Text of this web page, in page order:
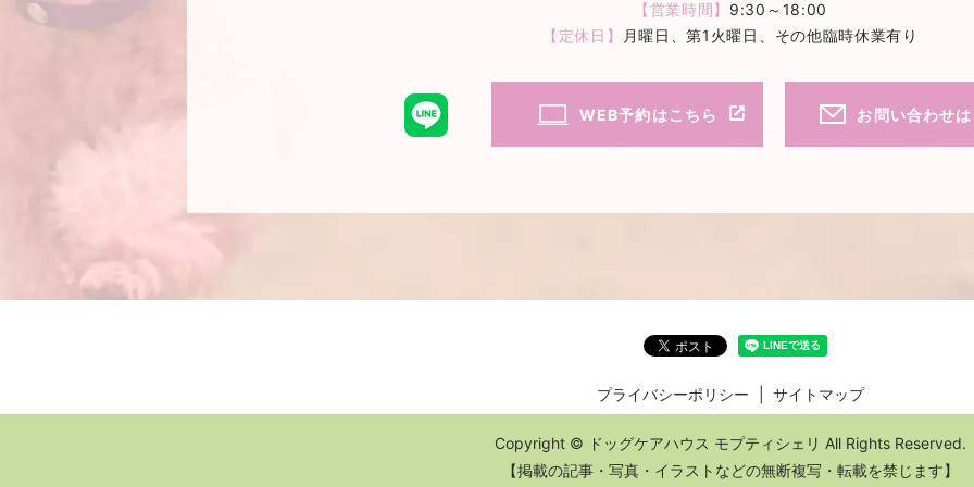
【営業時間】 9:30～18:00
【定休日】
月曜日、第1火曜日、 その他臨時休業有り
WEB予約はこちら お問い合わせ
プライバシーポリシー サイトマップ
Copyright © ドッグケアハウス モプティシェリ All Rights Reserved.
【掲載の記事・写真・イラストなどの無断複写・転載を禁じます】